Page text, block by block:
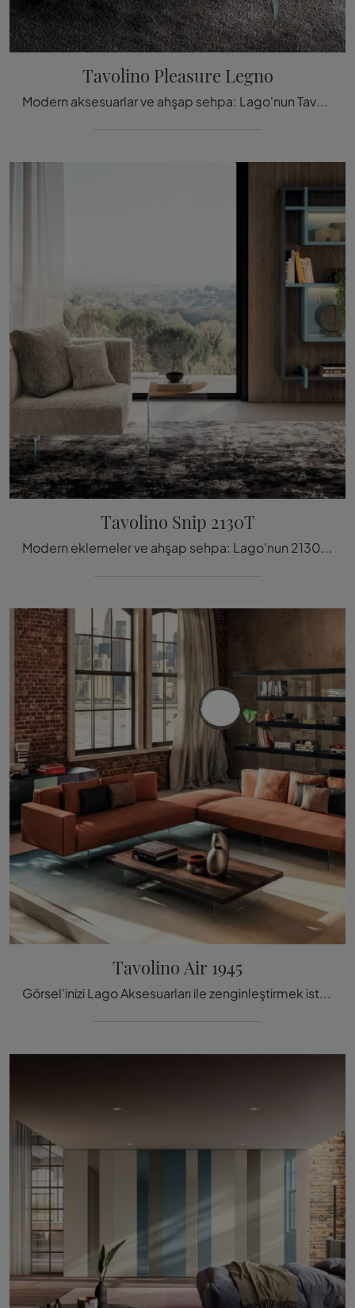
Tavolino Pleasure Legno
Modern aksesuarlar ve ahşap sehpa: Lago'nun Tavolino Pleasure Legno modeli hakkında bilgi alarak iç mekanlarınızı tamamlayabilirsiniz.
Tavolino Snip 2130T
Modern eklemeler ve ahşap sehpa: Lago'nun 2130T modeli Snip sehpa hakkında bilgi alarak iç mekanlarınızı güzelleştirebilir
Tavolino Air 1945
Görsel'inizi Lago Aksesuarları ile zenginleştirmek ister misiniz? Size ahşap Tavolino Air 1945 gibi birçok farklı model